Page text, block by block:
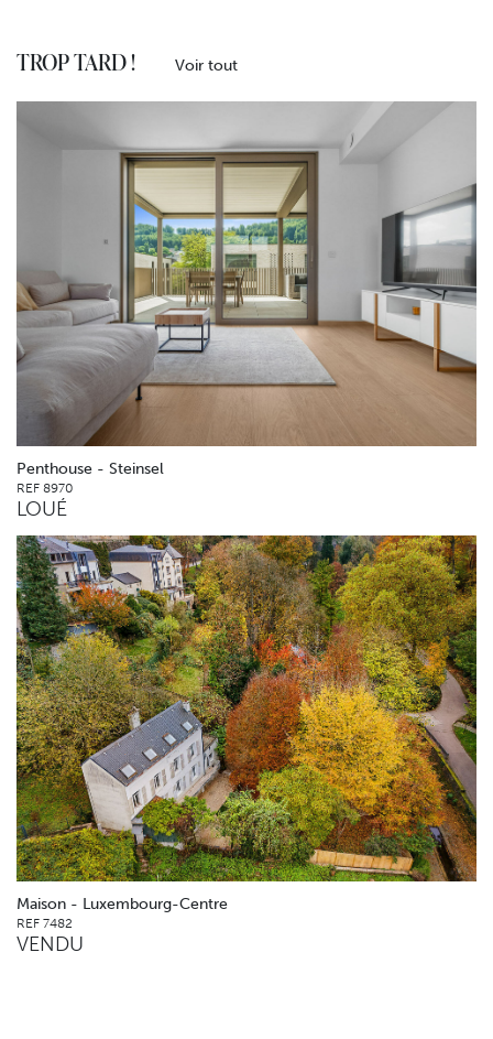
TROP TARD ! Voir tout
Penthouse - Steinsel
REF 8970
LOUÉ
Maison - Luxembourg-Centre
REF 7482
VENDU